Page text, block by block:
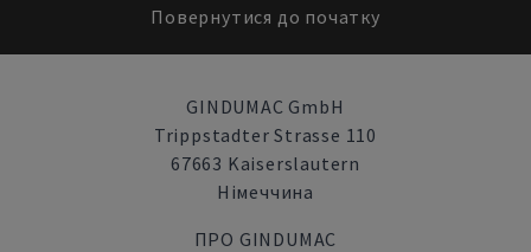
Повернутися до початку
GINDUMAC GmbH
Trippstadter Strasse 110
67663 Kaiserslautern
Німеччина
ПРО GINDUMAC